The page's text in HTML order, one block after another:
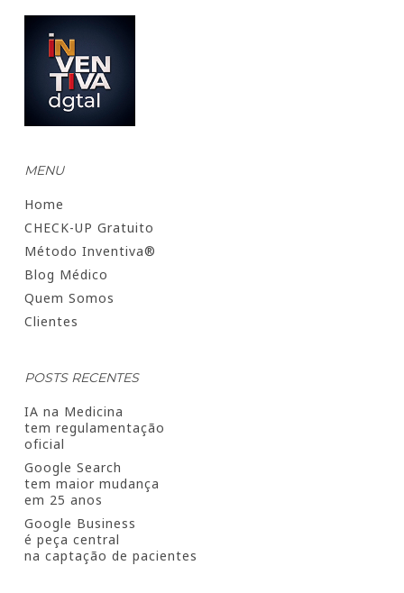
MENU
Home
CHECK-UP Gratuito
Método Inventiva®
Blog Médico
Quem Somos
Clientes
POSTS RECENTES
IA na Medicina
tem regulamentação
oficial
Google Search
tem maior mudança
em 25 anos
Google Business
é peça central
na captação de pacientes